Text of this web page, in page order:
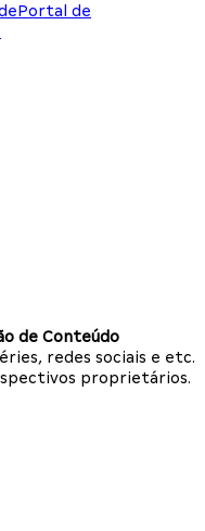
Portal de
de Conteúdo
redes sociais e etc.
proprietários.